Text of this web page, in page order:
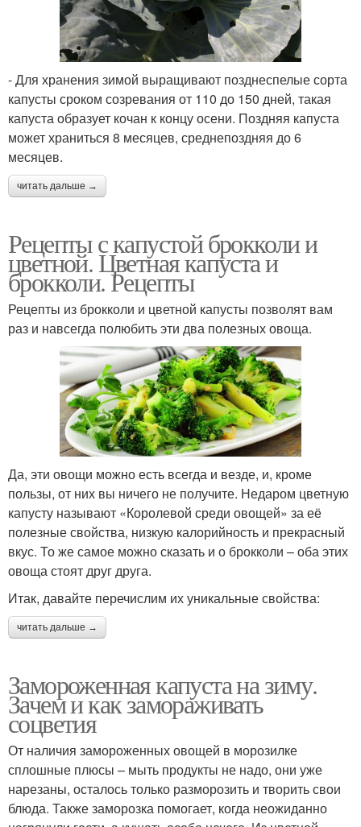
- Для хранения зимой выращивают позднеспелые сорта
капусты сроком созревания от 110 до 150 дней, такая
капуста образует кочан к концу осени. Поздняя капуста
может храниться 8 месяцев, среднепоздняя до 6
месяцев.
читать дальше →
Рецепты с капустой брокколи и
цветной. Цветная капуста и
брокколи. Рецепты
Рецепты из брокколи и цветной капусты позволят вам
раз и навсегда полюбить эти два полезных овоща.
Да, эти овощи можно есть всегда и везде, и, кроме
пользы, от них вы ничего не получите. Недаром цветную
капусту называют «Королевой среди овощей» за её
полезные свойства, низкую калорийность и прекрасный
вкус. То же самое можно сказать и о брокколи – оба этих
овоща стоят друг друга.
Итак, давайте перечислим их уникальные свойства:
читать дальше →
Замороженная капуста на зиму.
Зачем и как замораживать
соцветия
От наличия замороженных овощей в морозилке
сплошные плюсы – мыть продукты не надо, они уже
нарезаны, осталось только разморозить и творить свои
блюда. Также заморозка помогает, когда неожиданно